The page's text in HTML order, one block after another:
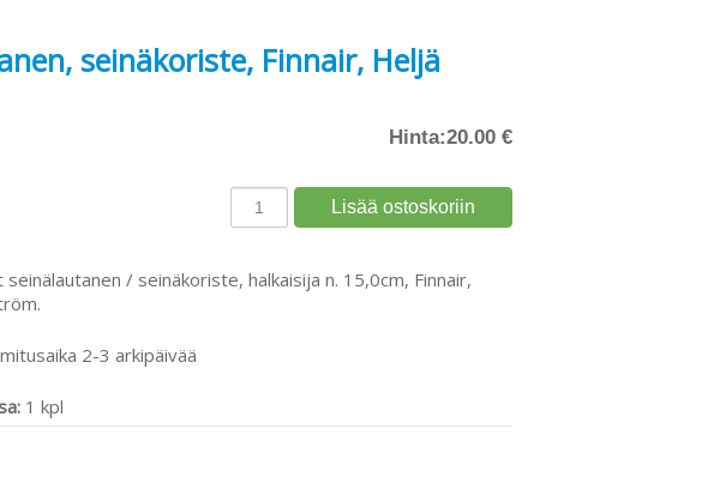
seinäkoriste, Finnair, Heljä
Hinta:20.00 €
/ seinäkoriste, halkaisija n. 15,0cm, Finnair,
2-3 arkipäivää
1 kpl